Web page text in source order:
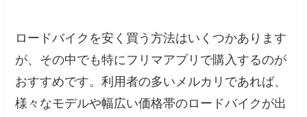
ロードバイクを安く買う方法はいくつかあります
が、その中でも特にフリマアプリで購入するのが
おすすめです。利用者の多いメルカリであれば、
様々なモデルや幅広い価格帯のロードバイクが出